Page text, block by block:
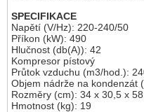
SPECIFIKACE
Napětí (V/Hz): 220-240/50
Příkon (kW): 490
Hlučnost (db(A)): 42
Kompresor pístový
Průtok vzduchu (m3/hod.):
Objem nádrže na kondenzát
Rozměry (cm): 34 x 30,5 x 58
Hmotnost (kg): 19